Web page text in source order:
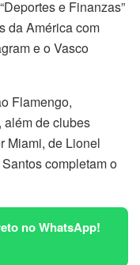
e Finanzas”
da América com
e o Vasco
Flamengo,
de clubes
Miami, de Lionel
completam o
no WhatsApp!